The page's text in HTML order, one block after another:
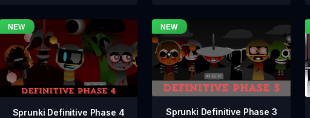
Sprunki Definitive Phase 4 Sprunki Definitive Phase 3